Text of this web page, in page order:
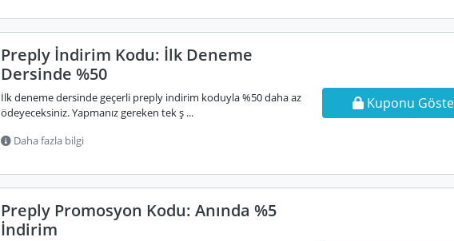
Preply İndirim Kodu: İlk Deneme
Dersinde %50
İlk deneme dersinde geçerli preply indirim koduyla %50 daha az
ödeyeceksiniz. Yapmanız gereken tek ş ...
Daha fazla bilgi
Kuponu
Preply Promosyon Kodu: Anında %5
İndirim